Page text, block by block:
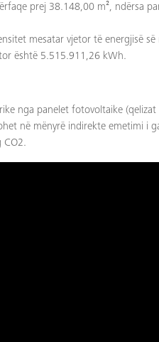
prej 38.148,00 m², ndërsa
mesatar vjetor të energjisë
është 5.515.911,26 kWh.
nga panelet fotovoltaike
në mënyrë indirekte emetimi i
CO2.